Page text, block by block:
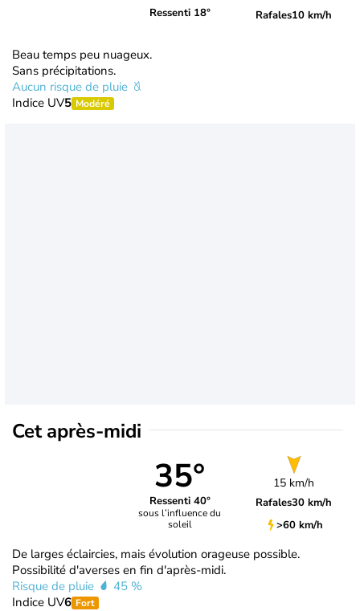
Ressenti 18° Rafales10 km/h
Beau temps peu nuageux.
Sans précipitations.
Aucun risque de pluie
Indice UV5 Modéré
Cet après-midi
35°
Ressenti 40°
sous l’influence du
soleil
15 km/h
Rafales30 km/h
>60 km/h
De larges éclaircies, mais évolution orageuse possible.
Possibilité d'averses en fin d'après-midi.
Risque de pluie
45 %
Indice UV6 Fort